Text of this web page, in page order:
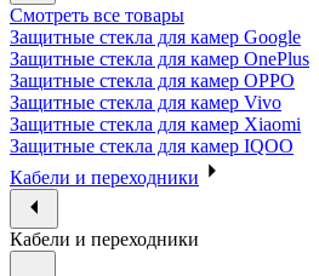
Смотреть все товары
Защитные стекла для камер Google
Защитные стекла для камер OnePlus
Защитные стекла для камер OPPO
Защитные стекла для камер Vivo
Защитные стекла для камер Xiaomi
Защитные стекла для камер IQOO
Кабели и переходники
Кабели и переходники